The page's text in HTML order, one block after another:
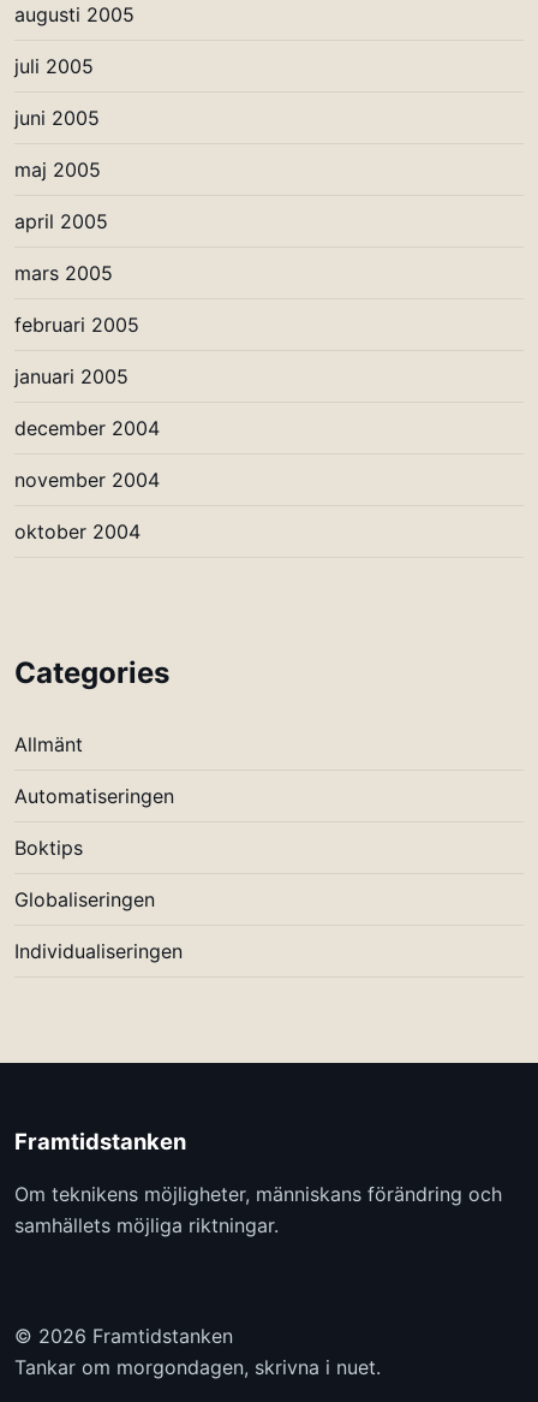
augusti 2005
juli 2005
juni 2005
maj 2005
april 2005
mars 2005
februari 2005
januari 2005
december 2004
november 2004
oktober 2004
Categories
Allmänt
Automatiseringen
Boktips
Globaliseringen
Individualiseringen
Framtidstanken
Om teknikens möjligheter, människans förändring och
samhällets möjliga riktningar.
© 2026 Framtidstanken
Tankar om morgondagen, skrivna i nuet.